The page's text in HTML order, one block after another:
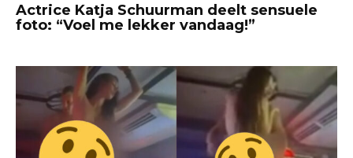
Actrice Katja Schuurman deelt sensuele
foto: “Voel me lekker vandaag!”